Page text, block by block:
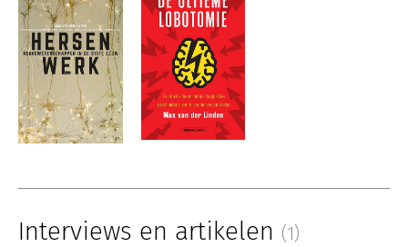
Interviews en artikelen (1)